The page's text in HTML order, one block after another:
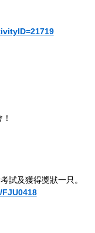
試及獲得獎狀一只。